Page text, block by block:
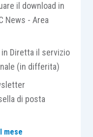
corrette e gli
per una corretta
descritte.
STUDI
il download in
News - Area
Diretta il servizio
(in differita)
di posta
mese